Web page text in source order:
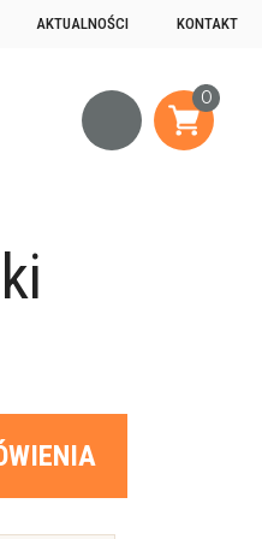
AKTUALNOŚCI KONTAKT